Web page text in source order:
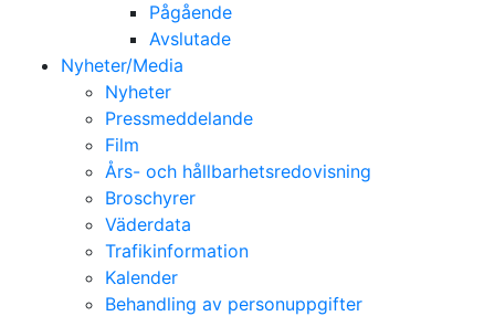
Pågående
Avslutade
Nyheter/Media
Nyheter
Pressmeddelande
Film
Års- och hållbarhetsredovisning
Broschyrer
Väderdata
Trafikinformation
Kalender
Behandling av personuppgifter